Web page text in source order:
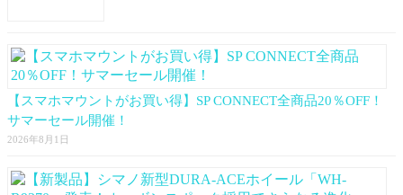
【スマホマウントがお買い得】SP CONNECT全商品20％OFF！
サマーセール開催！
2026年8月1日